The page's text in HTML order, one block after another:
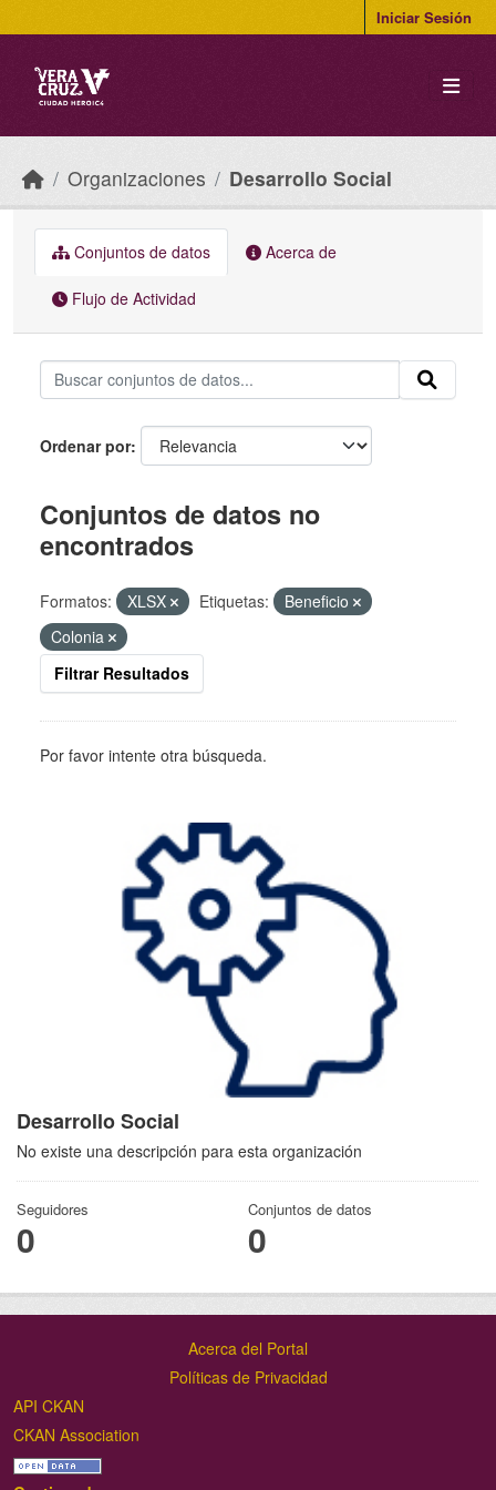
Iniciar Sesión
Organizaciones Desarrollo Social
Desarrollo Social
No existe una descripción para esta organización
Seguidores
0
Conjuntos de datos
0
Conjuntos de datos Acerca de
Flujo de Actividad
Ordenar por
Conjuntos de datos no
encontrados
Formatos: XLSX Etiquetas:
Beneficio
Colonia
Filtrar Resultados
Por favor intente otra búsqueda.
Acerca del Portal
Políticas de Privacidad
API CKAN
CKAN Association